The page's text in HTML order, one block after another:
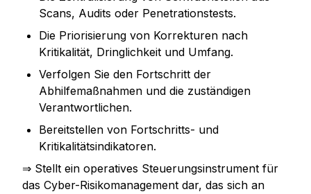
Scans, Audits oder Penetrationstests.
Die Priorisierung von Korrekturen nach
Kritikalität, Dringlichkeit und Umfang.
Verfolgen Sie den Fortschritt der
Abhilfemaßnahmen und die zuständigen
Verantwortlichen.
Bereitstellen von Fortschritts- und
Kritikalitätsindikatoren.
⇒ Stellt ein operatives Steuerungsinstrument für
das Cyber-Risikomanagement dar, das sich an